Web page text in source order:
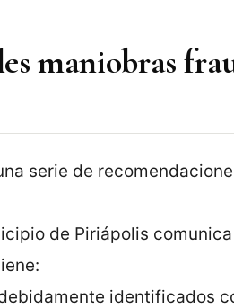
maniobras
serie de
de Piriápolis
identificados